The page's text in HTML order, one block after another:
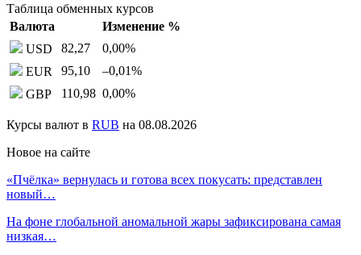
Таблица обменных курсов
Валюта
Изменение %
USD
82,27 0,00%
EUR
95,10 –0,01%
GBP
110,98 0,00%
Курсы валют в RUB на 08.08.2026
Новое на сайте
«Пчёлка» вернулась и готова всех покусать: представлен
новый…
На фоне глобальной аномальной жары зафиксирована самая
низкая…